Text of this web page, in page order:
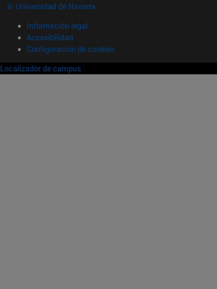
© Universidad de Navarra
Información legal
Accesibilidad
Configuración de cookies
Localizador de campus